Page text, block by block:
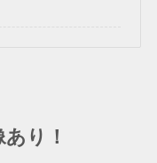
り！